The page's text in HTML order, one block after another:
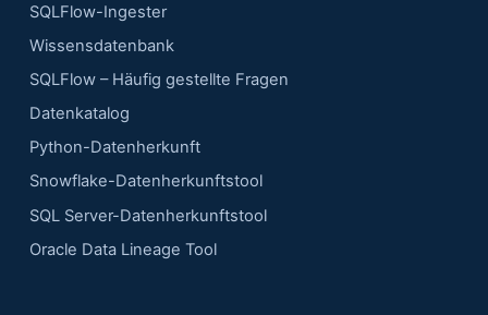
SQLFlow-Ingester
Wissensdatenbank
SQLFlow – Häufig gestellte Fragen
Datenkatalog
Python-Datenherkunft
Snowflake-Datenherkunftstool
SQL Server-Datenherkunftstool
Oracle Data Lineage Tool